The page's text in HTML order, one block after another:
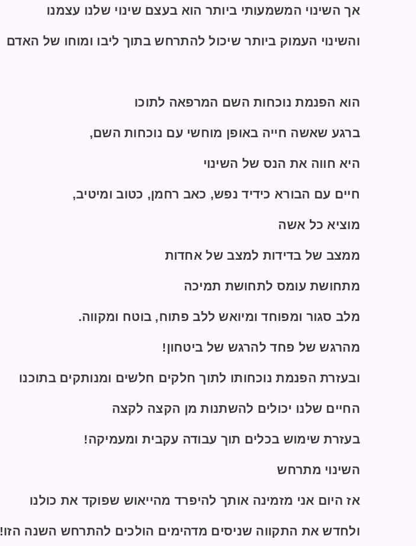
אך השינוי המשמעותי ביותר הוא בעצם שינוי שלנו עצמנו
והשינוי העמוק ביותר שיכול להתרחש בתוך ליבו ומוחו של האדם
הוא הפנמת נוכחות השם המרפאה לתוכו
ברגע שאשה חייה באופן מוחשי עם נוכחות השם,
היא חווה את הנס של השינוי
חיים עם הבורא כידיד נפש, כאב רחמן, כטוב ומיטיב,
מוציא כל אשה
ממצב של בדידות למצב של אחדות
מתחושת עומס לתחושת תמיכה
מלב סגור ומפוחד ומיואש ללב פתוח, בוטח ומקווה.
מהרגש של פחד להרגש של ביטחון!
ובעזרת הפנמת נוכחותו לתוך חלקים חלשים ומנותקים בתוכנו
החיים שלנו יכולים להשתנות מן הקצה לקצה
בעזרת שימוש בכלים תוך עבודה עקבית ומעמיקה!
השינוי מתרחש
אז היום אני מזמינה אותך להיפרד מהייאוש שפוקד את כולנו
ולחדש את התקווה שניסים מדהימים הולכים להתרחש השנה הזו!